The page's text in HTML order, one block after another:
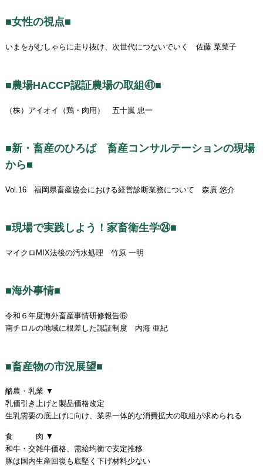
■女性の視点■
いまをがむしゃらに走り抜け、次世代につないでいく 佐藤 菜菜子
■農場HACCP認証農場の取組㊶■
（株）アイオイ（鶏・肉用） 五十嵐 忠一
■新・畜産のひろば 畜産コンサルテーションの現場
から■
Vol.16 福岡県畜産協会における経営診断業務について 森廣 悠介
■現場で実践しよう！家畜衛生学㉔■
マイクロMIX法後の汚水処理 竹原 一明
■海外事情■
令和６年度海外畜産事情研修報告⑥
南チロルの地域に根差した認証制度 内海 亜紀
■畜産物の市況展望■
酪農・乳業 ▼
乳価引き上げと製品価格改定
生乳需要の底上げに向け、業界一体的な消費拡大の取組が求められる
食 肉 ▼
和牛・交雑牛価格、需給均衡で安定推移
豚は国内生産回復も底堅く下げ材料少ない